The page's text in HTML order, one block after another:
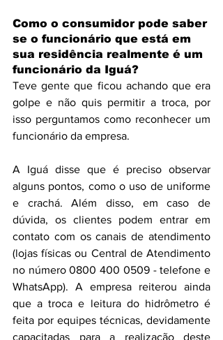
Como o consumidor pode saber
se o funcionário que está em
sua residência realmente é um
funcionário da Iguá?
Teve gente que ficou achando que era
golpe e não quis permitir a troca, por
isso perguntamos como reconhecer um
funcionário da empresa.
A Iguá disse que é preciso observar
alguns pontos, como o uso de uniforme
e crachá. Além disso, em caso de
dúvida, os clientes podem entrar em
contato com os canais de atendimento
(lojas físicas ou Central de Atendimento
no número 0800 400 0509 - telefone e
WhatsApp). A empresa reiterou ainda
que a troca e leitura do hidrômetro é
feita por equipes técnicas, devidamente
capacitadas para a realização deste